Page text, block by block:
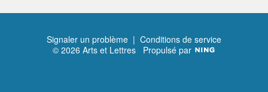
Signaler un problème | Conditions de service
© 2026 Arts et Lettres Propulsé par